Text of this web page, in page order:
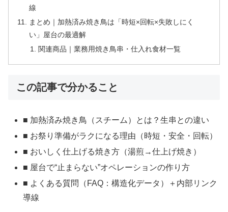
線
まとめ｜加熱済み焼き鳥は「時短×回転×失敗しにく
い」屋台の最適解
関連商品｜業務用焼き鳥串・仕入れ食材一覧
この記事で分かること
■ 加熱済み焼き鳥（スチーム）とは？生串との違い
■ お祭り準備がラクになる理由（時短・安全・回転）
■ おいしく仕上げる焼き方（湯煎→仕上げ焼き）
■ 屋台で“止まらない”オペレーションの作り方
■ よくある質問（FAQ：構造化データ）＋内部リンク
導線